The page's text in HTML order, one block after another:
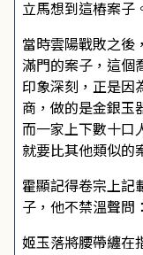
立馬想到這樁案子
當時雲陽戰敗之後
滿門的案子，這個
印象深刻，正是因
商，做的是金銀玉
而一家上下數十口
就要比其他類似的
霍顯記得卷宗上記
子，他不禁溫聲問
姬玉落將腰帶纏在